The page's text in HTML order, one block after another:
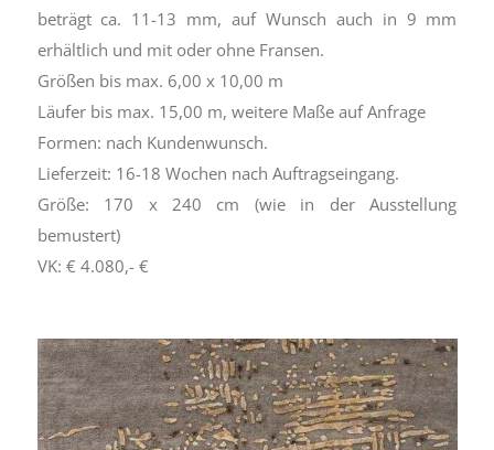
beträgt ca. 11-13 mm, auf Wunsch auch in 9 mm
erhältlich und mit oder ohne Fransen.
Größen bis max. 6,00 x 10,00 m
Läufer bis max. 15,00 m, weitere Maße auf Anfrage
Formen: nach Kundenwunsch.
Lieferzeit: 16-18 Wochen nach Auftragseingang.
Größe: 170 x 240 cm (wie in der Ausstellung
bemustert)
VK: € 4.080,- €